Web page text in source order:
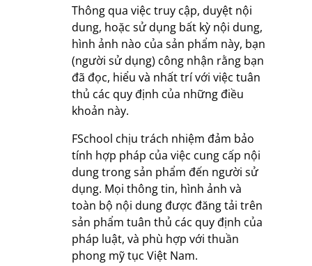
Thông qua việc truy cập, duyệt nội
dung, hoặc sử dụng bất kỳ nội dung,
hình ảnh nào của sản phẩm này, bạn
(người sử dụng) công nhận rằng bạn
đã đọc, hiểu và nhất trí với việc tuân
thủ các quy định của những điều
khoản này.
FSchool chịu trách nhiệm đảm bảo
tính hợp pháp của việc cung cấp nội
dung trong sản phẩm đến người sử
dụng. Mọi thông tin, hình ảnh và
toàn bộ nội dung được đăng tải trên
sản phẩm tuân thủ các quy định của
pháp luật, và phù hợp với thuần
phong mỹ tục Việt Nam.